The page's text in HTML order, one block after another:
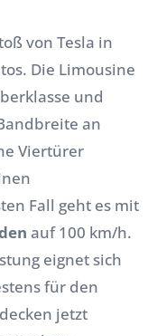
von Tesla in
Die Limousine
und
an
Viertürer
Fall geht es mit
auf 100 km/h.
eignet sich
für den
jetzt